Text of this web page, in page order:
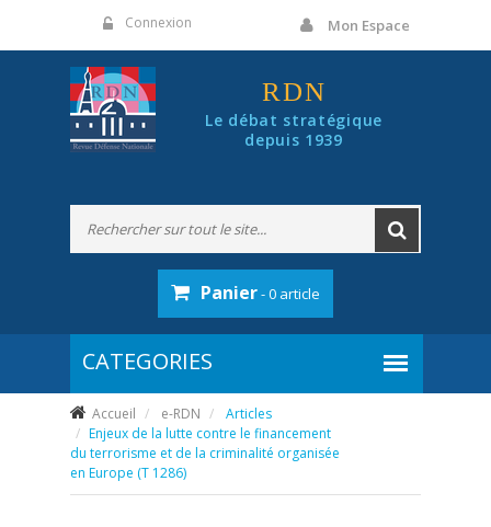
Connexion Mon Espace
RDN
Le débat stratégique
depuis 1939
Panier- 0 article
Accueil e-RDN
Articles
Enjeux de la lutte contre le financement
du terrorisme et de la criminalité organisée
en Europe (T 1286)